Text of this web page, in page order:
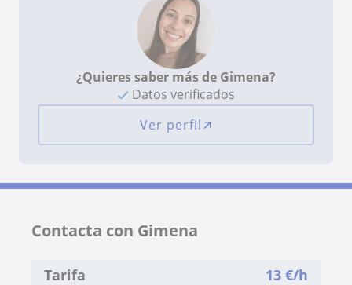
¿Quieres saber más de Gimena?
Datos verificados
Ver perfil
Contacta con Gimena
Tarifa 13 €/h